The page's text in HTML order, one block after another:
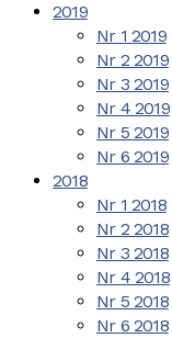
2019
Nr 1 2019
Nr 2 2019
Nr 3 2019
Nr 4 2019
Nr 5 2019
Nr 6 2019
2018
Nr 1 2018
Nr 2 2018
Nr 3 2018
Nr 4 2018
Nr 5 2018
Nr 6 2018